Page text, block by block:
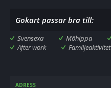
Gokart passar bra till:
Svensexa Möhippa
After work
Familjeaktivitet
ADRESS